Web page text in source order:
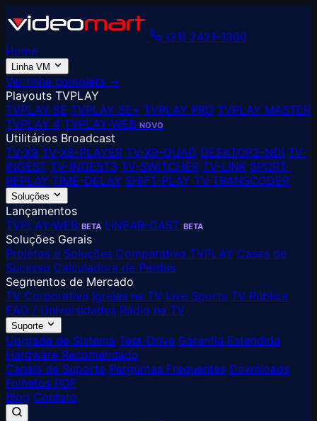
(21) 2421-1300
Home
Linha VM
Ver linha completa →
Playouts TVPLAY
TVPLAY SE TVPLAY SE+ TVPLAY PRO TVPLAY MASTER
TVPLAY 4 TVPLAY-WEB NOVO
Utilitários Broadcast
TV-X9 TV-X9-PLAYER TV-X9-QUAD DESKTOP2-NDI TV-
INGEST TV-INGEST3 TV-SWITCHER TV-LINK SPORT-
REPLAY TIME-DELAY SHIFT-PLAY TV-TRANSCODER
Soluções
Lançamentos
TVPLAY-WEB BETA LINEAR-CAST BETA
Soluções Gerais
Projetos e Soluções Comparativo TVPLAY Cases de
Sucesso Calculadora de Perdas
Segmentos de Mercado
TV Corporativa Igrejas na TV Live Sports TV Pública
EAD / Universidades Rádio na TV
Suporte
Upgrade de Sistema Test-Drive Garantia Estendida
Hardware Recomendado
Canais de Suporte Perguntas Frequentes Downloads
Folhetos PDF
Blog Contato